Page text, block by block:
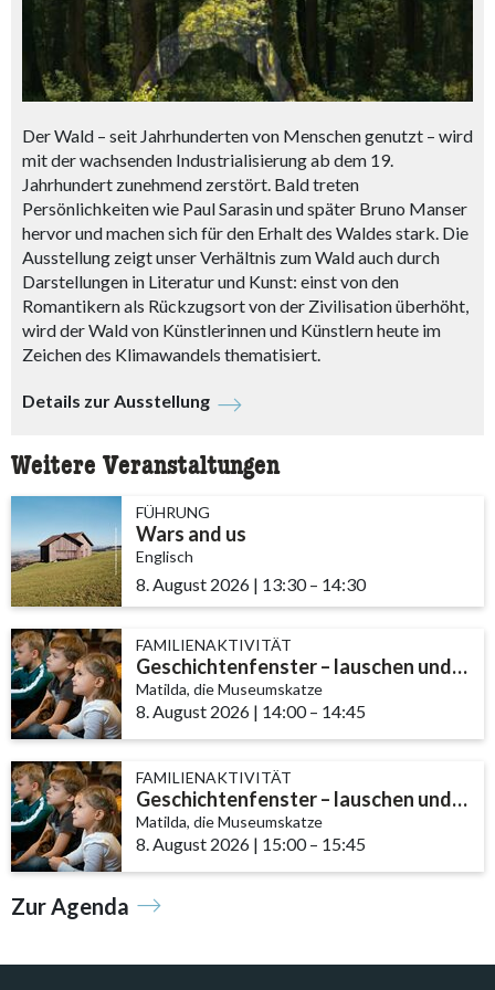
Der Wald – seit Jahrhunderten von Menschen genutzt – wird
mit der wachsenden Industrialisierung ab dem 19.
Jahrhundert zunehmend zerstört. Bald treten
Persönlichkeiten wie Paul Sarasin und später Bruno Manser
hervor und machen sich für den Erhalt des Waldes stark. Die
Ausstellung zeigt unser Verhältnis zum Wald auch durch
Darstellungen in Literatur und Kunst: einst von den
Romantikern als Rückzugsort von der Zivilisation überhöht,
wird der Wald von Künstlerinnen und Künstlern heute im
Zeichen des Klimawandels thematisiert.
Details zur Ausstellung
Weitere Veranstaltungen
FÜHRUNG
Wars and us
Englisch
8. August 2026 | 13:30accessibility.time_to
– 14:30
FAMILIENAKTIVITÄT
Geschichtenfenster – lauschen und entdecken
Matilda, die Museumskatze
8. August 2026 | 14:00accessibility.time_to
– 14:45
FAMILIENAKTIVITÄT
Geschichtenfenster – lauschen und entdecken
Matilda, die Museumskatze
8. August 2026 | 15:00accessibility.time_to
– 15:45
Zur Agenda